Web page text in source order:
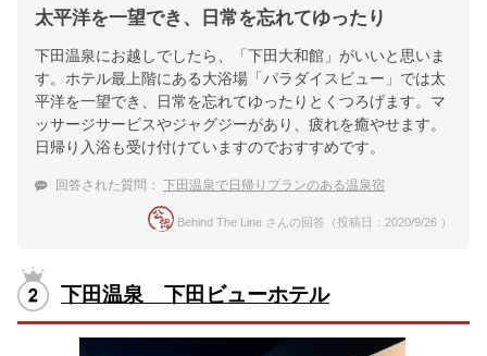
太平洋を一望でき、日常を忘れてゆったり
下田温泉にお越しでしたら、「下田大和館」がいいと思いま
す。ホテル最上階にある大浴場「パラダイスビュー」では太
平洋を一望でき、日常を忘れてゆったりとくつろげます。マ
ッサージサービスやジャグジーがあり、疲れを癒やせます。
日帰り入浴も受け付けていますのでおすすめです。
回答された質問： 下田温泉で日帰りプランのある温泉宿
Behind The Line さんの回答（投稿日：2020/9/26 ）
下田温泉 下田ビューホテル